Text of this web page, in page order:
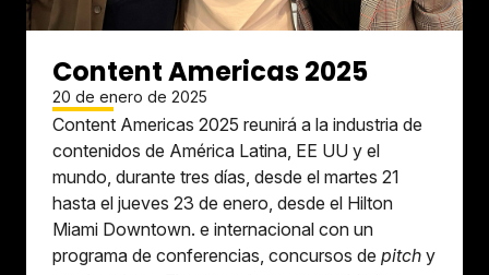
Content Americas 2025
20 de enero de 2025
Content Americas 2025 reunirá a la industria de
contenidos de América Latina, EE UU y el
mundo, durante tres días, desde el martes 21
hasta el jueves 23 de enero, desde el Hilton
Miami Downtown. e internacional con un
programa de conferencias, concursos de pitch y